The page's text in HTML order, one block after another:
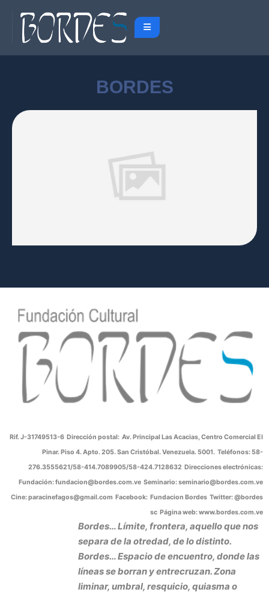
BORDES
Rif. J-31749513-6 Dirección postal: Av. Principal Las Acacias, Centro Comercial El
Pinar. Piso 4. Apto. 205. San Cristóbal. Venezuela. 5001. Teléfonos: 58-
276.3555621/58-414.7089905/58-424.7128632 Direcciones electrónicas:
Fundación: fundacion@bordes.com.ve Seminario: seminario@bordes.com.ve
Cine: paracinefagos@gmail.com Facebook: Fundacion Bordes Twitter: @bordes
sc Página web: www.bordes.com.ve
Bordes…Límite, frontera, aquello que nos
separa de la otredad, de lo distinto.
Bordes…Espacio de encuentro, donde las
líneas se borran y entrecruzan.Zona
liminar, umbral, resquicio, quiasma o